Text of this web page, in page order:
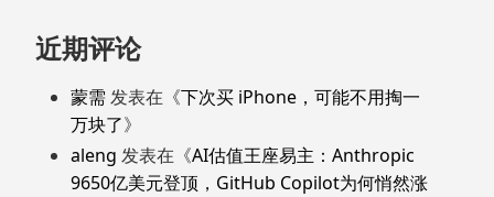
近期评论
蒙需 发表在《下次买 iPhone，可能不用掏一
万块了》
aleng 发表在《AI估值王座易主：Anthropic
9650亿美元登顶，GitHub Copilot为何悄然涨